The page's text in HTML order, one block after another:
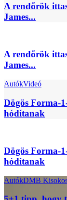
A rendőrök
James...
A rendőrök
James...
AutókVideó
Dögös Forma-
hódítanak
Dögös Forma-
hódítanak
AutókDMB